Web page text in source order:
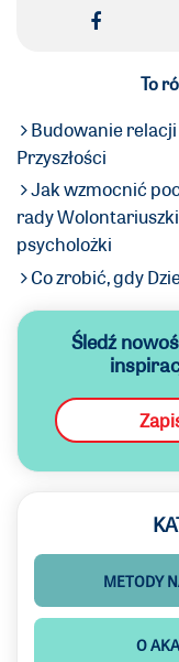
To
Budowanie
Przyszłości
Jak wzmocnić
rady
psycholożki
Co zrobić, gdy
Śledź
METODY
O